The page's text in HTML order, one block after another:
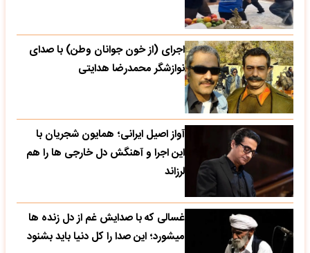
اجرای (از خون جوانان وطن) با صدای
نوازشگر محمدرضا هدایتی
آواز اصیل ایرانی؛ همایون شجریان با
این اجرا و آهنگش دل خارجی ها را هم
لرزاند
غسالی که با صدایش غم از دل زنده ها
میشورد؛ این صدا را کل دنیا باید بشنود